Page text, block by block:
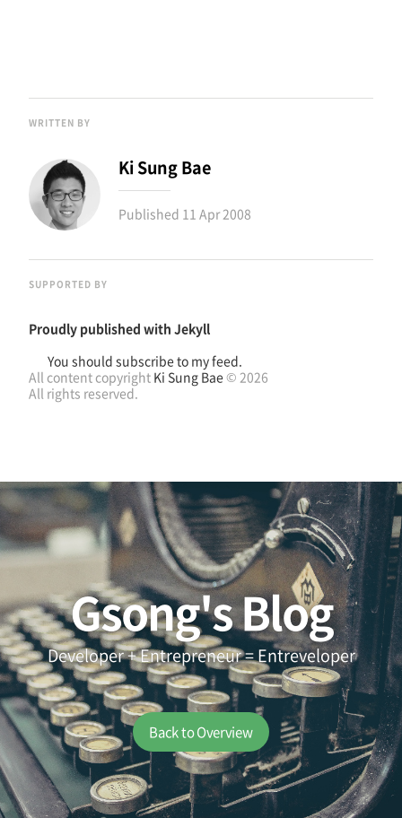
WRITTEN BY
Ki Sung Bae
Published 11 Apr 2008
SUPPORTED BY
Proudly published with Jekyll
You should subscribe to my feed.
All content copyright Ki Sung Bae© 2026
All rights reserved.
Gsong's Blog
Developer + Entrepreneur = Entreveloper
Back to Overview